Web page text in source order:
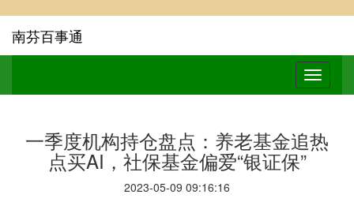
南芬百事通
一季度机构持仓盘点：养老基金追热
点买AI，社保基金偏爱“银证保”
2023-05-09 09:16:16